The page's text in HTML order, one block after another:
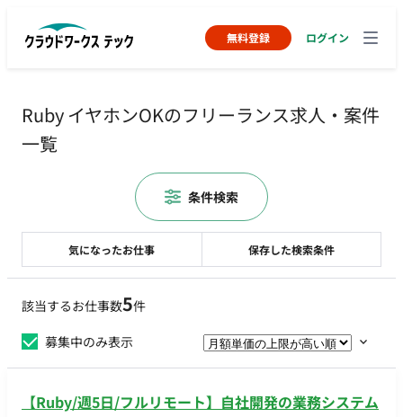
無料登録 ログイン
Ruby イヤホンOKのフリーランス求人・案件
一覧
該当するお仕事数5件
募集中のみ表示
【Ruby/週5日/フルリモート】自社開発の業務システム
気になったお仕事 保存した検索条件
条件検索